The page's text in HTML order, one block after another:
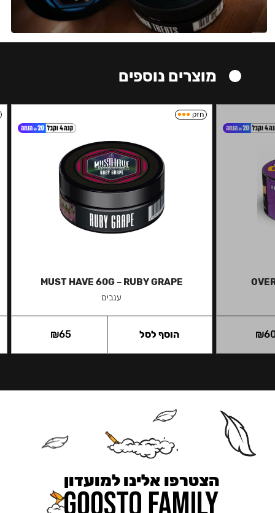
מוצרים נוספים
₪
חזק
MUST HAVE 60G – RUBY GRAPE
ענבים
₪65 הוסף לסל
הצטרפו אלינו למועדון